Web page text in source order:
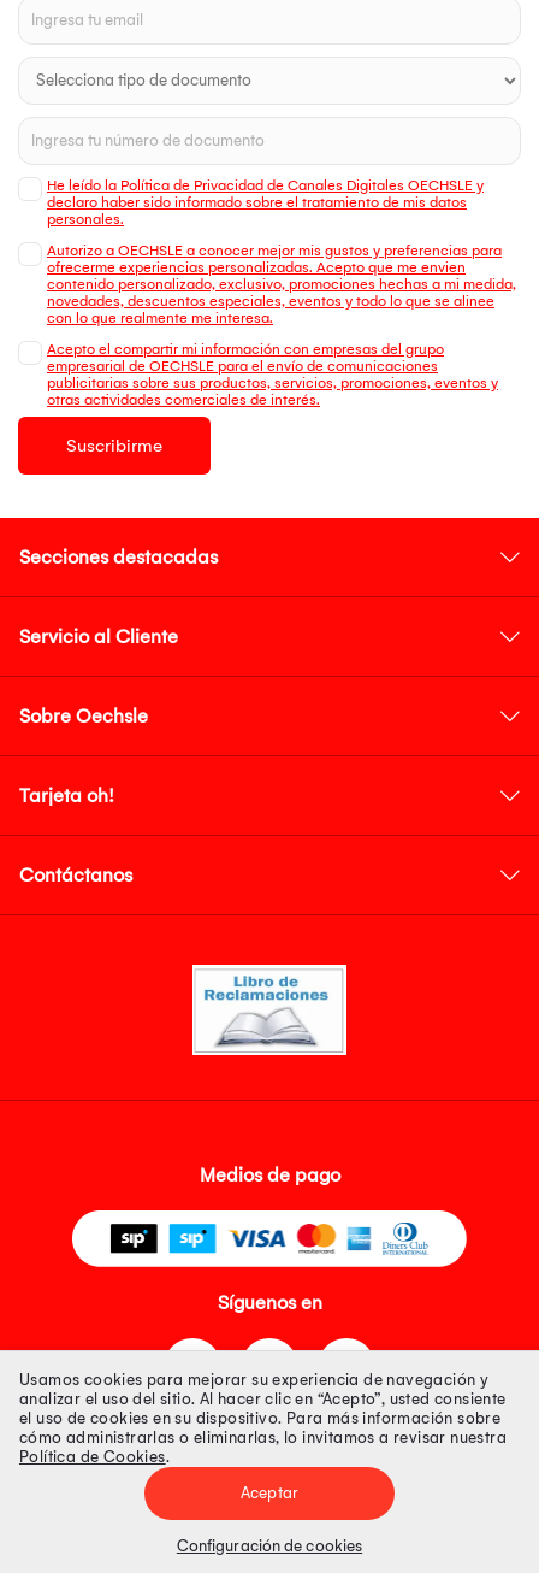
He leído la Política de Privacidad de Canales Digitales OECHSLE y
declaro haber sido informado sobre el tratamiento de mis datos
personales.
Autorizo a OECHSLE a conocer mejor mis gustos y preferencias para
ofrecerme experiencias personalizadas. Acepto que me envien
contenido personalizado, exclusivo, promociones hechas a mi medida,
novedades, descuentos especiales, eventos y todo lo que se alinee
con lo que realmente me interesa.
Acepto el compartir mi información con empresas del grupo
empresarial de OECHSLE para el envío de comunicaciones
publicitarias sobre sus productos, servicios, promociones, eventos y
otras actividades comerciales de interés.
Suscribirme
Secciones destacadas
Servicio al Cliente
Sobre Oechsle
Tarjeta oh!
Contáctanos
Medios de pago
Síguenos en
Tienda 100% Segura
Tiendas Peruanas S.A. R.U.C. Nº 20493020618. Todos los derechos
Precios disponibles solo en www.oechsle.pe. Precios online publicados
Usamos cookies para mejorar su experiencia de navegación y
analizar el uso del sitio. Al hacer clic en “Acepto”, usted consiente
el uso de cookies en su dispositivo. Para más información sobre
cómo administrarlas o eliminarlas, lo invitamos a revisar nuestra
Política de Cookies.
Aceptar
Configuración de cookies